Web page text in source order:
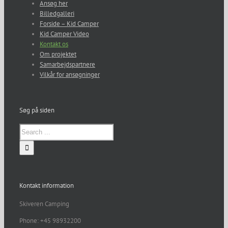
Ansøg her
Billedgalleri
Forside – Kid Camper
Kid Camper Video
Kontakt os
Om projektet
Samarbejdspartnere
Vilkår for ansøgninger
Søg på siden
Kontakt information
Skiveren Camping
Phone: +45 98932200